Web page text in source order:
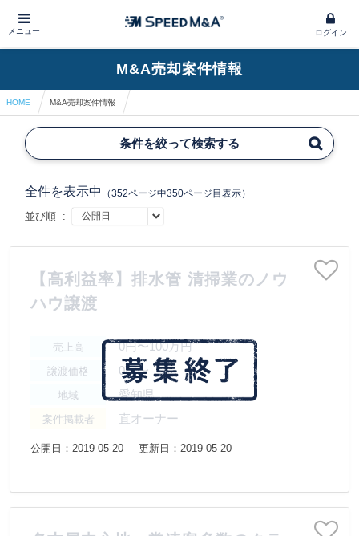
メニュー ログイン
M&A売却案件情報
HOME M&A売却案件情報
条件を絞って検索する
全件を表示中 （352ページ中350ページ目表示）
並び順 :
【高利益率】排水管 清掃業のノウ
ハウ譲渡
売上高 0円〜100万円
譲渡価格 0円〜
地域 愛知県
案件掲載者 直オーナー
公開日：2019-05-20 更新日：2019-05-20